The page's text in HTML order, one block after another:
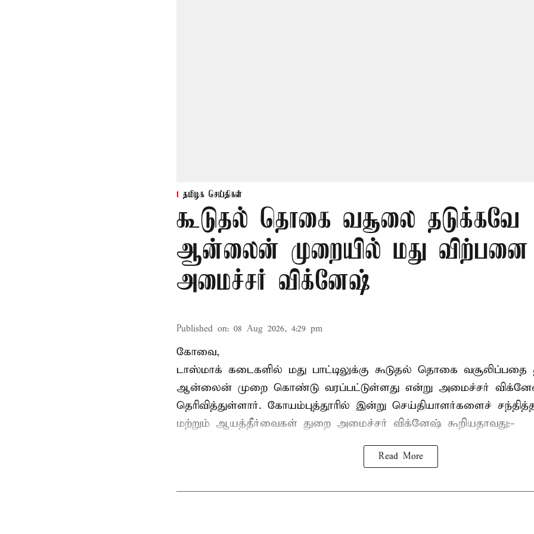
தமிழக செய்திகள்
கூடுதல் தொகை வசூலை தடுக்கவே
ஆன்லைன் முறையில் மது
அமைச்சர் விக்னேஷ்
Published on: 08 Aug 2026, 4:29 pm
கோவை,
டாஸ்மாக் கடைகளில் மது பாட்டிலுக்கு கூடுதல் தொகை வசூலிப்பதை
ஆன்லைன் முறை கொண்டு வரப்பட்டுள்ளது என்று அமைச்சர்
தெரிவித்துள்ளார். கோயம்புத்தூரில் இன்று செய்தியாளர்களைச்
மற்றும் ஆயத்தீர்வைகள் துறை அமைச்சர் விக்னேஷ் கூறியதாவது:-
Read More